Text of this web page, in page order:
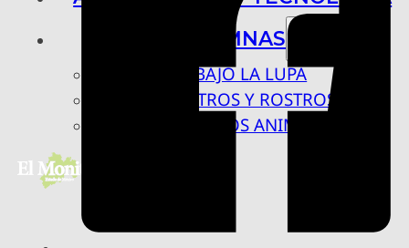
COLUMNAS
BAJO LA LUPA
RASTROS Y ROSTROS
VÍNCULOS ANIMALES